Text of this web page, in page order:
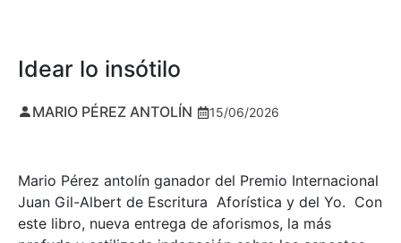
Idear lo insótilo
MARIO PÉREZ ANTOLÍN 15/06/2026
Mario Pérez antolín ganador del Premio Internacional
Juan Gil-Albert de Escritura Aforística y del Yo. Con
este libro, nueva entrega de aforismos, la más